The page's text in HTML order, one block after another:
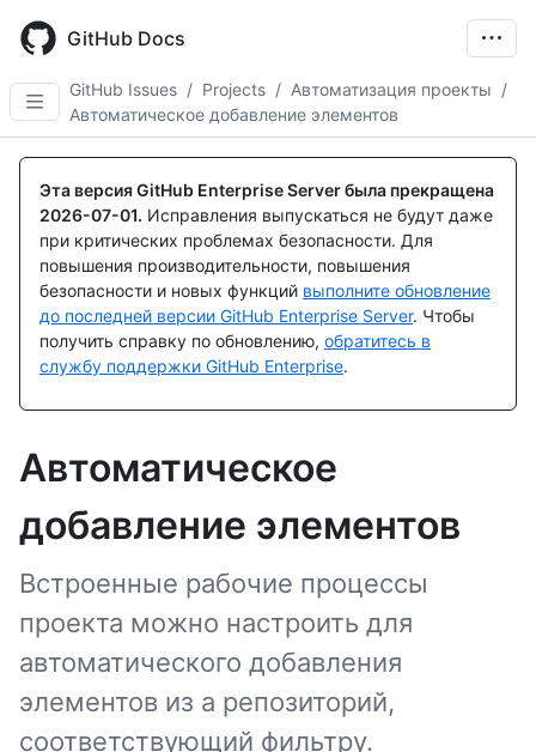
main
content
GitHub Docs
GitHub Issues / Projects / Автоматизация проекты /
Автоматическое добавление элементов
Эта версия GitHub Enterprise Server была прекращена
2026-07-01. Исправления выпускаться не будут даже
при критических проблемах безопасности. Для
повышения производительности, повышения
безопасности и новых функций выполните обновление
до последней версии GitHub Enterprise Server. Чтобы
получить справку по обновлению, обратитесь в
службу поддержки GitHub Enterprise.
Автоматическое
добавление элементов
Встроенные рабочие процессы
проекта можно настроить для
автоматического добавления
элементов из a репозиторий,
соответствующий фильтру.